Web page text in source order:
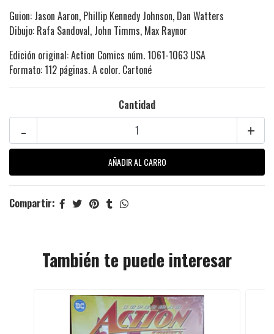
Guion: Jason Aaron, Phillip Kennedy Johnson, Dan Watters
Dibujo: Rafa Sandoval, John Timms, Max Raynor
Edición original: Action Comics núm. 1061-1063 USA
Formato: 112 páginas. A color. Cartoné
Cantidad
+
-
Compartir:
También te puede interesar